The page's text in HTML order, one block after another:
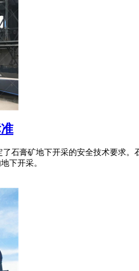
石膏矿地下开采的安全技术要求
下开采。